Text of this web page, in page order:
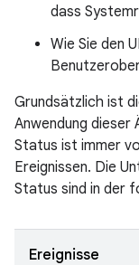
dass
Wie Sie den
Grundsätzlich ist
Anwendung dieser
Status ist immer
Ereignissen. Die
Status sind in der
Ereignisse